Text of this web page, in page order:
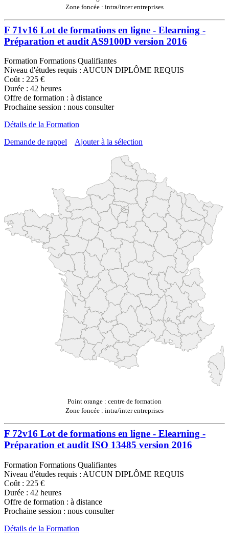
Zone foncée : intra/inter entreprises
F 71v16 Lot de formations en ligne - Elearning -
Préparation et audit AS9100D version 2016
Formation Formations Qualifiantes
Niveau d'études requis : AUCUN DIPLÔME REQUIS
Coût : 225 €
Durée : 42 heures
Offre de formation : à distance
Prochaine session : nous consulter
Détails de la Formation
Demande de rappel
Ajouter à la sélection
Point orange : centre de formation
Zone foncée : intra/inter entreprises
F 72v16 Lot de formations en ligne - Elearning -
Préparation et audit ISO 13485 version 2016
Formation Formations Qualifiantes
Niveau d'études requis : AUCUN DIPLÔME REQUIS
Coût : 225 €
Durée : 42 heures
Offre de formation : à distance
Prochaine session : nous consulter
Détails de la Formation